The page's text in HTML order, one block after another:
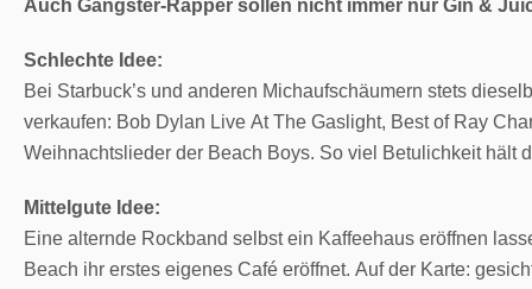
Auch Gangster-Rapper sollen nicht immer nur Gin &
Schlechte Idee:
Bei Starbuck’s und anderen Michaufschäumern stets
verkaufen: Bob Dylan Live At The Gaslight, Best of Ray
Weihnachtslieder der Beach Boys. So viel Betulichkeit hält
Mittelgute Idee:
Eine alternde Rockband selbst ein Kaffeehaus eröffnen
Beach ihr erstes eigenes Café eröffnet. Auf der Karte: